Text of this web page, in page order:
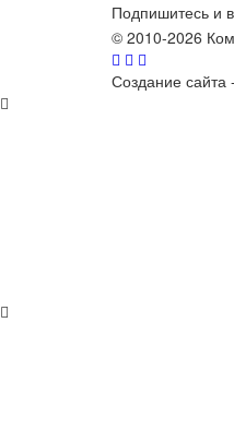
Подпишитесь и
© 2010-2026
Создание сайта -